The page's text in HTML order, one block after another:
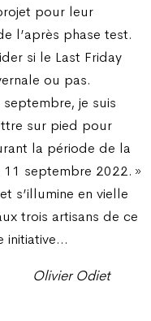
pour leur
l’après phase test.
si le Last Friday
ou pas.
je suis
sur pied pour
la période de la
septembre 2022. »
s’illumine en vielle
trois artisans de ce
initiative…
Olivier Odiet